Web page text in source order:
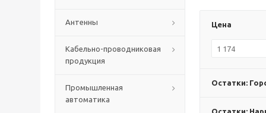
Антенны
Кабельно-проводниковая
продукция
Промышленная
автоматика
Цена
Остатки:
Остатки: